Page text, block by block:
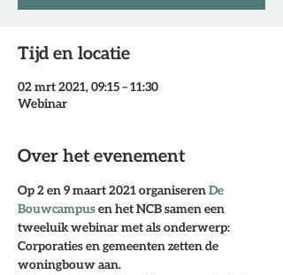
Tijd en locatie
02 mrt 2021, 09:15 – 11:30
Webinar
Over het evenement
Op 2 en 9 maart 2021 organiseren De
Bouwcampus en het NCB samen een
tweeluik webinar met als onderwerp:
Corporaties en gemeenten zetten de
woningbouw aan.